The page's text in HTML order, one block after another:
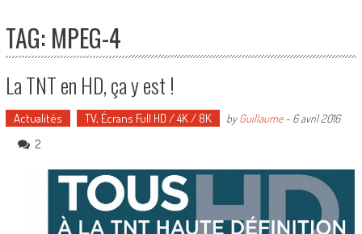
TAG: MPEG-4
La TNT en HD, ça y est !
Actualités TV, Écrans Full HD / 4K / 8K byGuillaume- 6 avril 2016
2